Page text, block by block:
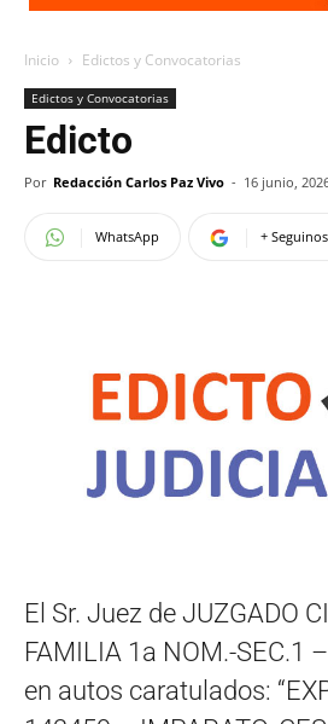
Inicio Edictos y Convocatorias
Edictos y Convocatorias
Edicto
Por Redacción Carlos Paz Vivo - 16 junio,
WhatsApp +
El Sr. Juez de JUZGADO
FAMILIA 1a NOM.-SEC.1
en autos caratulados: